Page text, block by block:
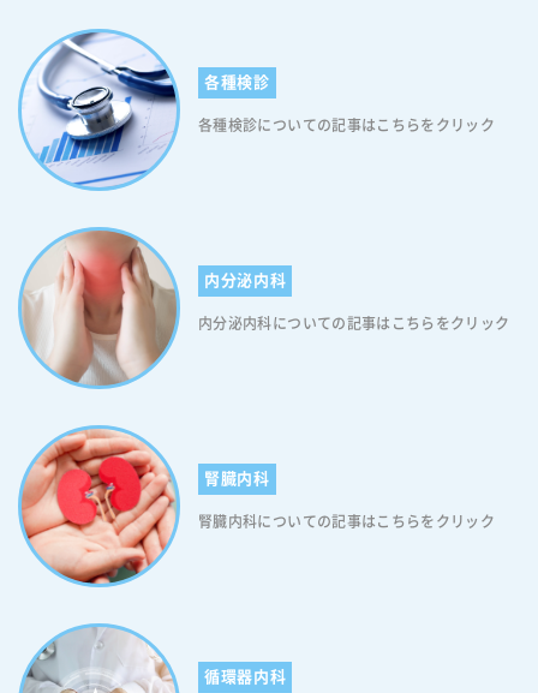
囲には制限があるため、治療前には医師や保険会社に確認することが必
要です。 舌下免疫療法のデメリット 舌下免疫療法のデメリットは、次
の通りです。 【舌下免疫療法のデメリット1】利用できない方がいる 残
念ながら、舌下免疫療法を利用できない方がいます。次に該当する方
は、舌下免疫療法の治療を受けることができません。 ・重い気管支喘息
の方 ・がんや免疫についての病気がある方 ・対象のアレルギー（スギ
花粉症またはダニ）ではない方 【舌下免疫療法のデメリット2】治療期
り、通常は数か月から数年にわたって治療を受ける必要があります。そ
のため、患者さんにとっては長期にわたる治療負担が発生することがあ
ります。 【舌下免疫療法のデメリット3】副作用が起こる可能性がある
舌下免疫療法によって、稀にアレルギー症状を悪化させるだけでなく、
吐き気、口内炎、腹痛、じんましんなどの副作用が起こることがありま
す。しかし、注射によるアレルゲン免疫療法に比べ、副作用の発生率は
「軽度の副作用」と「重大な副作用」です。 ＜軽度の副作用＞ ・嘔吐
や腹痛、下痢 ・じんましん ・口の中や唇のかゆみ ・耳のかゆみ ・のど
の違和感 ＜重大な副作用＞ ・アナフィラキシーショック ・喘息発作 ・
意識障害 ※重大な副作用の症状が見られた場合は、直ちに医療機関を受
診してください。 舌下免疫治療は長期にわたる治療です 舌下免疫治療
は、アレルギー疾患の改善に効果的な治療法ですが、治療期間は数年に
な治療に対して理解を深め、継続的な治療を行うことが必要です。ま
た、患者さん自身がきちんとした自己管理を行うことも大切です。治療
を途中で中断すると、アレルゲンに対する耐性が低下する可能性がある
射によるアレルゲン免疫療法（皮下免疫療法）に比べて、副作用が少な
く、治療中に重篤なアレルギー反応が発生する可能性が低いとされてい
ます。 【舌下免疫療法のメリット2】手軽に自宅で行える 舌下免疫療法
は舌の下に薬を置いて「しばらくそのままにしてから飲み込む」という
治療法のため、誰でも簡単にできます。したがって、初回の服用の際
は“医師の監督下”で行うため通院が必要ですが、二回目からの服用は自
宅で行うことができます。 【舌下免疫療法のメリット3】アレルゲン耐
ルギー反応を抑制する効果が期待されます。そのため、次第にアレルゲ
ンに対する耐性が向上し、アレルギー症状の軽減や再発率の低下が期待
できます。ただし、アレルゲン免疫療法は、アレルゲンに対する免疫反
応を改善するため、完全に治癒するわけではありません。また、効果の
出方や期間には個人差がありますので、治療前には必ず医師の指導を受
け、治療の適否を慎重に判断する必要があります。 【舌下免疫療法のメ
リット4】長期的な効果が期待される 舌下免疫療法は、アレルゲンに対
されます。そのため、治療後も長期的に効果が継続するとされていま
す。 【舌下免疫療法のメリット5】保険適用 舌下免疫療法は保険適用の
治療です。そのため、自己負担金を少なく抑えることができます。ただ
し、保険が適用される条件や範囲には制限があるため、治療前には医師
や保険会社に確認することが必要です。 【舌下免疫療法のメリット6】
幅広いアレルギーに有効 舌下免疫療法は、花粉症やアレルギー性鼻炎、
アレルギー性喘息、食物アレルギーなど、幅広い種類のアレルギー疾患
児にも適用可能 舌下免疫療法は、小児にも適用可能です。そのため、小
さいお子さんでもスギ花粉症・ダニアレルギー性鼻炎を治療できます。
舌下免疫療法のデメリット 舌下免疫療法のデメリットは以下の通りで
各種検診
各種検診についての記事はこちらをクリック
内分泌内科
内分泌内科についての記事はこちらをクリック
腎臓内科
腎臓内科についての記事はこちらをクリック
循環器内科